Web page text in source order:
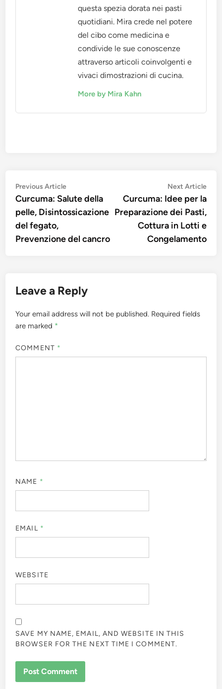
questa spezia dorata nei pasti
quotidiani. Mira crede nel potere
del cibo come medicina e
condivide le sue conoscenze
attraverso articoli coinvolgenti e
vivaci dimostrazioni di cucina.
More by Mira Kahn
Post
navigation
Previous ArticlePrevious
article:
Curcuma: Salute della
pelle, Disintossicazione
del fegato,
Prevenzione del cancro
Next Article
Curcuma: Idee per la
Preparazione dei Pasti,
Cottura in Lotti e
Congelamento
Leave a Reply
Your email address will not be published. Required fields
are marked *
COMMENT *
NAME *
EMAIL *
WEBSITE
SAVE MY NAME, EMAIL, AND WEBSITE IN THIS
BROWSER FOR THE NEXT TIME I COMMENT.